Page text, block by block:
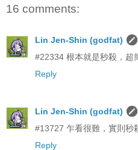
16 comments:
Lin Jen-Shin (godfat)
#22334 根本就是秒殺，超
Reply
Lin Jen-Shin (godfat)
#13727 乍看很難，實則秒
Reply